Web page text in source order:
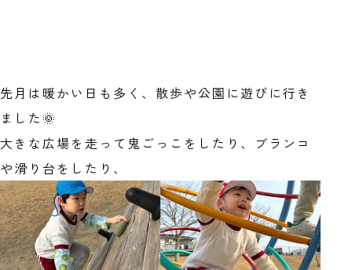
先月は暖かい日も多く、散歩や公園に遊びに行き
ました🌞
大きな広場を走って鬼ごっこをしたり、ブランコ
や滑り台をしたり、